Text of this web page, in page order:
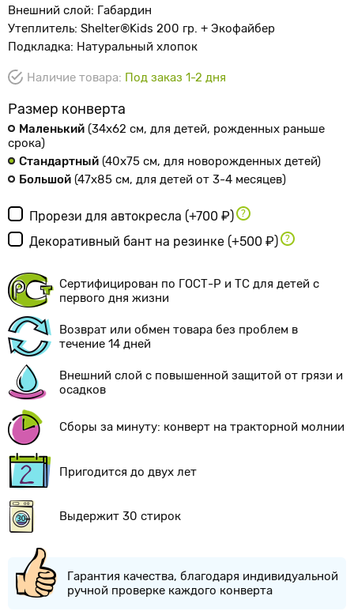
Внешний слой: Габардин
Утеплитель: Shelter®Kids 200 гр. + Экофайбер
Подкладка: Натуральный хлопок
Наличие товара: Под заказ 1-2 дня
Размер конверта
Маленький (34х62 см, для детей, рожденных раньше
срока)
Стандартный (40х75 см, для новорожденных детей)
Большой (47х85 см, для детей от 3-4 месяцев)
Прорези для автокресла (+700 ₽)
Декоративный бант на резинке (+500 ₽)
Сертифицирован по ГОСТ-Р и ТС для детей с
первого дня жизни
Возврат или обмен товара без проблем в
течение 14 дней
Внешний слой с повышенной защитой от грязи и
осадков
Сборы за минуту: конверт на тракторной молнии
Пригодится до двух лет
Выдержит 30 стирок
Гарантия качества, благодаря индивидуальной
ручной проверке каждого конверта